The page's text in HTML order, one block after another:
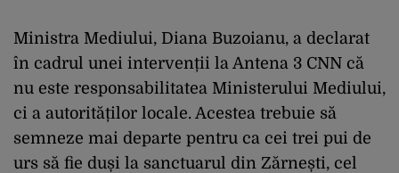
Ministra Mediului, Diana Buzoianu, a declarat
în cadrul unei intervenții la Antena 3 CNN că
nu este responsabilitatea Ministerului Mediului,
ci a autorităților locale. Acestea trebuie să
semneze mai departe pentru ca cei trei pui de
urs să fie duși la sanctuarul din Zărnești, cel